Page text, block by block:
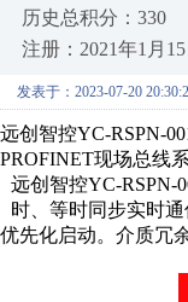
历史总积分：330
注册：2021年1月15
发表于：2023-07-20
远创智控YC-RSPN-
PROFINET现场总线
远创智控YC-RSPN-
时、等时同步实时通
优先化启动。介质冗